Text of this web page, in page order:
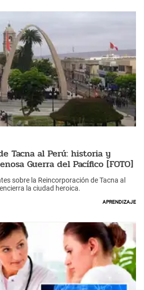
Tacna al Perú: historia y
Guerra del Pacífico [FOTO]
sobre la Reincorporación de Tacna al
la ciudad heroica.
Aprendizaje